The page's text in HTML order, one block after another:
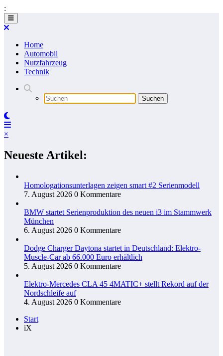
:
Zum
Inhalt
Home
Automobil
Nutzfahrzeug
Technik
×
Neueste Artikel:
Homologationsunterlagen zeigen smart #2 Serienmodell
7. August 2026 0 Kommentare
BMW startet Serienproduktion des neuen i3 im Stammwerk
München
6. August 2026 0 Kommentare
Dodge Charger Daytona startet in Deutschland: Elektro-
Muscle-Car ab 66.000 Euro erhältlich
5. August 2026 0 Kommentare
Elektro-Mercedes CLA 45 4MATIC+ stellt Rekord auf der
Nordschleife auf
4. August 2026 0 Kommentare
Start
iX